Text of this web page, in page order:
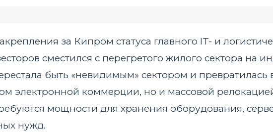
за Кипром статуса главного IT- и
сместился с перегретого жилого сектора на
быть «невидимым» сектором и
электронной коммерции, но и массовой
мощности для хранения оборудования,
нужд.